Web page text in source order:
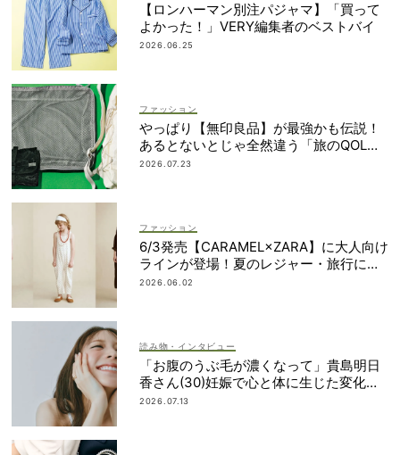
【ロンハーマン別注パジャマ】「買って
よかった！」VERY編集者のベストバイ
2026.06.25
ファッション
やっぱり【無印良品】が最強かも伝説！
あるとないとじゃ全然違う「旅のQOL爆
上げアイテム」
2026.07.23
ファッション
6/3発売【CARAMEL×ZARA】に大人向け
ラインが登場！夏のレジャー・旅行にも
おすすめ
2026.06.02
読み物・インタビュー
「お腹のうぶ毛が濃くなって」貴島明日
香さん(30)妊娠で心と体に生じた変化も
「愛しいです」
2026.07.13